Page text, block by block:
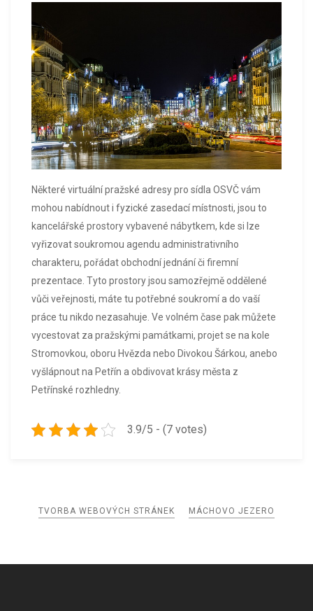
Některé virtuální pražské adresy pro sídla OSVČ vám
mohou nabídnout i fyzické zasedací místnosti, jsou to
kancelářské prostory vybavené nábytkem, kde si lze
vyřizovat soukromou agendu administrativního
charakteru, pořádat obchodní jednání či firemní
prezentace. Tyto prostory jsou samozřejmě oddělené
vůči veřejnosti, máte tu potřebné soukromí a do vaší
práce tu nikdo nezasahuje. Ve volném čase pak můžete
vycestovat za pražskými památkami, projet se na kole
Stromovkou, oboru Hvězda nebo Divokou Šárkou, anebo
vyšlápnout na Petřín a obdivovat krásy města z
Petřínské rozhledny.
3.9/5 - (7 votes)
Navigace
příspěvek
TVORBA WEBOVÝCH STRÁNEK MÁCHOVO JEZERO